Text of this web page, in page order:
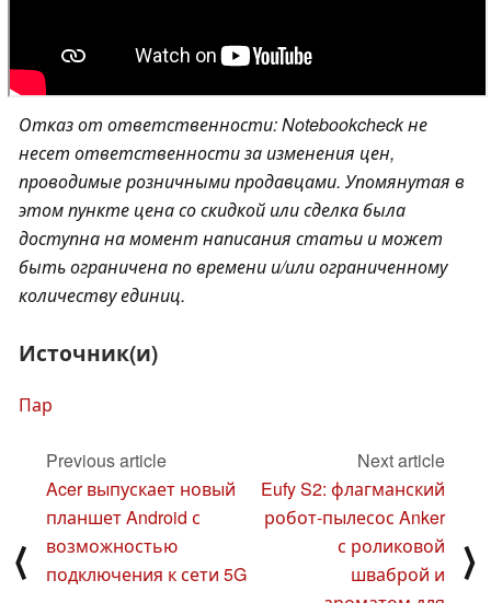
Отказ от ответственности: Notebookcheck не
несет ответственности за изменения цен,
проводимые розничными продавцами. Упомянутая в
этом пункте цена со скидкой или сделка была
доступна на момент написания статьи и может
быть ограничена по времени и/или ограниченному
количеству единиц.
Источник(и)
Пар
⟨
Previous article
Acer выпускает новый
планшет Android с
возможностью
подключения к сети 5G
Next article
Eufy S2: флагманский
робот-пылесос Anker
с роликовой
шваброй и
⟩